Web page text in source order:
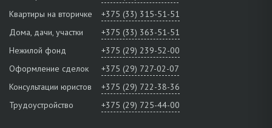
Квартиры на вторичке
+375 (33) 315-51-51
Дома, дачи, участки
+375 (33) 363-51-51
Нежилой фонд
+375 (29) 239-52-00
Оформление сделок
+375 (29) 727-02-07
Консультации юристов
+375 (29) 722-38-36
Трудоустройство
+375 (29) 725-44-00